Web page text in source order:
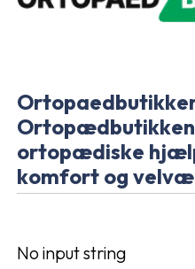
Ortopædbutikken
ortopædiske
komfort og
No input string